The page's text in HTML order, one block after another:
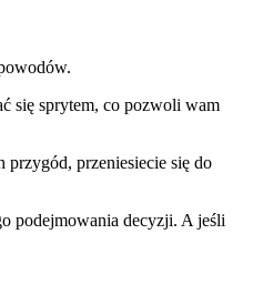
się sprytem, co pozwoli wam
przygód, przeniesiecie się do
podejmowania decyzji. A jeśli